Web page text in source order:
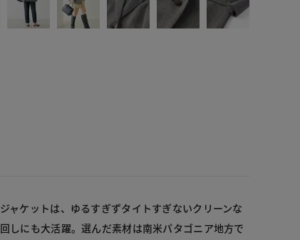
ャケットは、ゆるすぎずタイトすぎないクリーンな
しにも大活躍。選んだ素材は南米パタゴニア地方で